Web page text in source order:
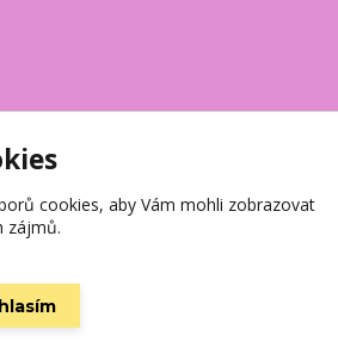
cookies, aby Vám mohli zobrazovat
zájmů.